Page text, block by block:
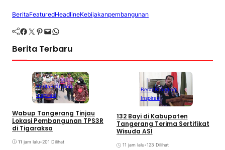
BeritaFeaturedHeadlineKebijakanpembangunan
Facebook Twitter Pinterest Mail WhatsApp
Berita Terbaru
BeritaBranding
Inspirasi
Wabup Tangerang Tinjau
Lokasi Pembangunan TPS3R
di Tigaraksa
11 jam lalu•201 Dilihat
BeritaBranding
Inspirasi
132 Bayi di Kabupaten
Tangerang Terima Sertifikat
Wisuda ASI
11 jam lalu•123 Dilihat